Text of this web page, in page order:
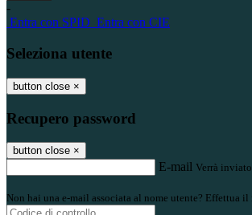
-
Entra con SPID Entra con CIE
Seleziona utente
button close ×
Recupero password
button close ×
E-mail Verrà
Non hai una e-mail associata al nome utente? Effettua il